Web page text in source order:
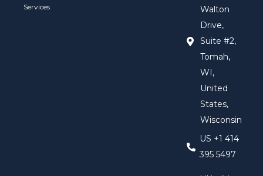
Services
Walton
Drive,
Suite #2,
Tomah,
WI,
United
States,
Wisconsin
US +1 414
395 5497